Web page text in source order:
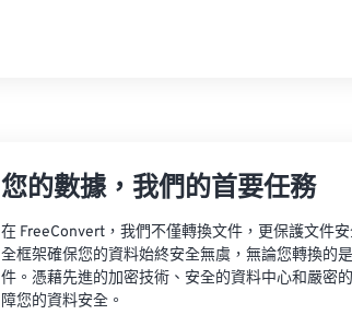
您的數據，我們的首要任務
在 FreeConvert，我們不僅轉換文件，更保護文件
全框架確保您的資料始終安全無虞，無論您轉換的
件。憑藉先進的加密技術、安全的資料中心和嚴密
障您的資料安全。